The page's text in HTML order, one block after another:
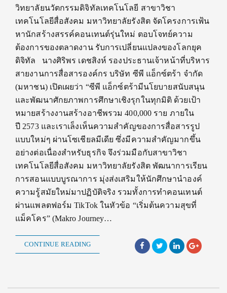
วิทยาลัยนวัตกรรมดิจิทัลเทคโนโลยี สาขาวิชา
เทคโนโลยีสื่อสังคม มหาวิทยาลัยรังสิต จัดโครงการเฟ้น
หานักสร้างสรรค์คอนเทนต์รุ่นใหม่ ตอบโจทย์ความ
ต้องการของตลาดงาน รับการเปลี่ยนแปลงของโลกยุค
ดิจิทัล นางศิริพร เดชสิงห์ รองประธานเจ้าหน้าที่บริหาร
สายงานการสื่อสารองค์กร บริษัท ซีพี แอ็กซ์ตร้า จำกัด
(มหาชน) เปิดเผยว่า “ซีพี แอ็กซ์ตร้ามีนโยบายสนับสนุน
และพัฒนาศักยภาพการศึกษาเชิงรุกในทุกมิติ ด้วยเป้า
หมายสร้างงานสร้างอาชีพรวม 400,000 ราย ภายใน
ปี 2573 และเราเล็งเห็นความสำคัญของการสื่อสารรูป
แบบใหม่ๆ ผ่านโซเชียลมีเดีย ซึ่งมีความสำคัญมากขึ้น
อย่างต่อเนื่องสำหรับธุรกิจ จึงร่วมมือกับสาขาวิชา
เทคโนโลยีสื่อสังคม มหาวิทยาลัยรังสิต พัฒนาการเรียน
การสอนแบบบูรณาการ มุ่งส่งเสริมให้นักศึกษานำองค์
ความรู้สมัยใหม่มาปฏิบัติจริง รวมทั้งการทำคอนเทนต์
ผ่านแพลตฟอร์ม TikTok ในหัวข้อ “เริ่มต้นความสุขที่
แม็คโคร” (Makro Journey…
CONTINUE READING